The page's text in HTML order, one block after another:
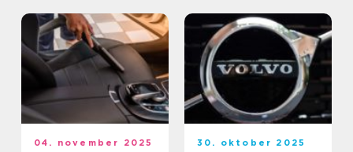
04. november 2025 30. oktober 2025